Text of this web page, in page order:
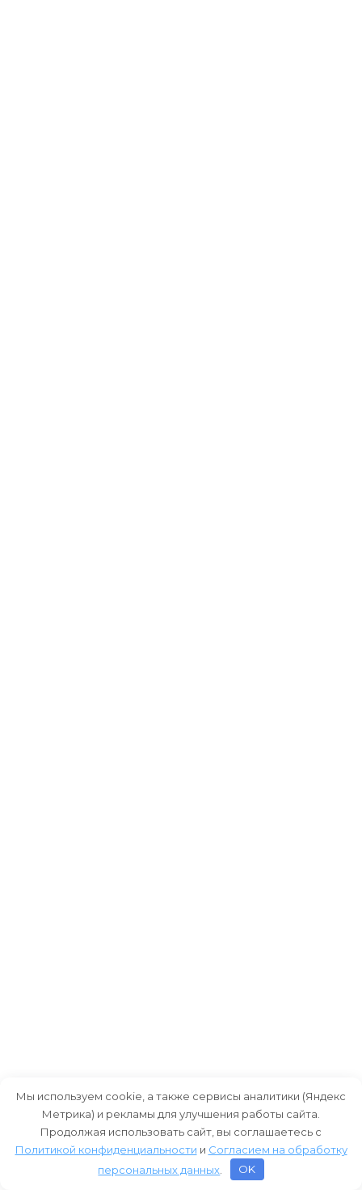
Мы используем cookie, а также сервисы аналитики (Яндекс
Метрика) и рекламы для улучшения работы сайта.
Продолжая использовать сайт, вы соглашаетесь с
Политикой конфиденциальности и Согласием на обработку
персональных данных
OK